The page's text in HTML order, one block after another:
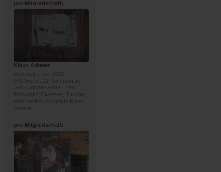
pro-Mitgliedschaft:
Klaus Ackerer
Österreich, seit 2009
970 Werke, 21 Kommentare
39% Original-Grafik, 24%
Fotografie; Diverses, Tusche;
mehrheitlich: Abstrakte Kunst,
Andere
pro-Mitgliedschaft: